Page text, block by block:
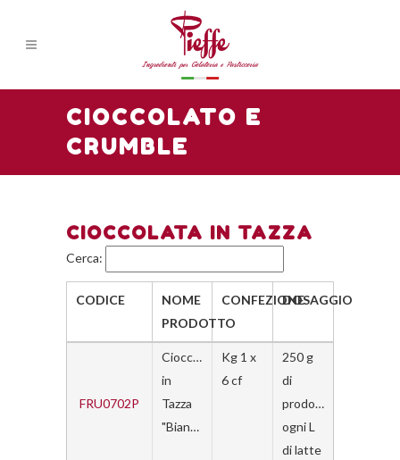
CIOCCOLATO E
CRUMBLE
CIOCCOLATA IN TAZZA
Cerca:
CODICE
NOME
PRODOTTO
CONFEZIONEDOSAGGIO
FRU0702P
Cioccolato
in
Tazza
"Bianco"
Kg 1 x
6 cf
250 g
di
prodotto
ogni L
di latte